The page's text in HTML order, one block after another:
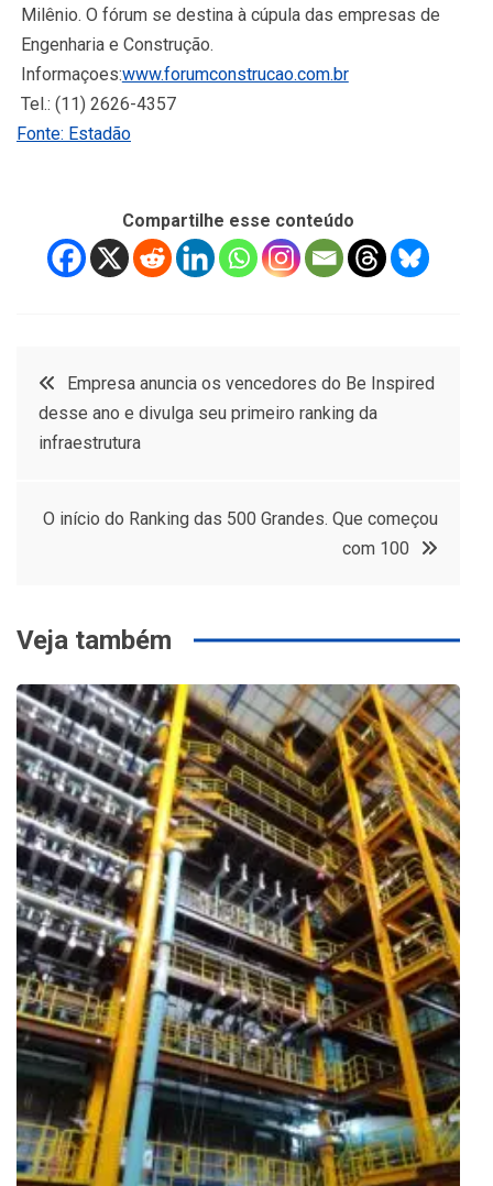
Milênio. O fórum se destina à cúpula das empresas de
Engenharia e Construção.
Informaçoes:www.forumconstrucao.com.br
Tel.: (11) 2626-4357
Fonte: Estadão
Compartilhe esse conteúdo
Navegação
de
Empresa anuncia os vencedores do Be Inspired
desse ano e divulga seu primeiro ranking da
infraestrutura
O início do Ranking das 500 Grandes. Que começou
com 100
Veja também